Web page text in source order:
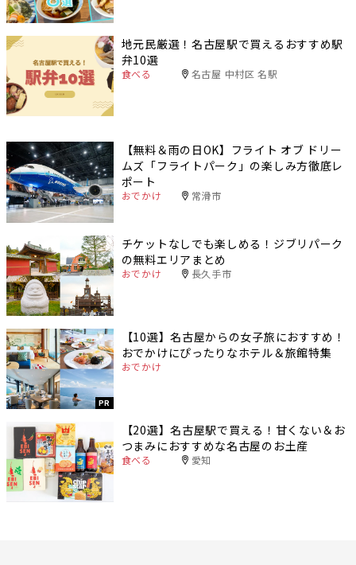
地元民厳選！名古屋駅で買えるおすすめ駅
弁10選
食べる 名古屋 中村区 名駅
【無料＆雨の日OK】フライト オブ ドリー
ムズ「フライトパーク」の楽しみ方徹底レ
ポート
おでかけ 常滑市
チケットなしでも楽しめる！ジブリパーク
の無料エリアまとめ
おでかけ 長久手市
PR
【10選】名古屋からの女子旅におすすめ！
おでかけにぴったりなホテル＆旅館特集
おでかけ
【20選】名古屋駅で買える！甘くない＆お
つまみにおすすめな名古屋のお土産
食べる 愛知